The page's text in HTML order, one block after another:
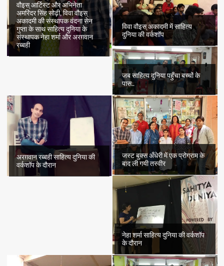
वौइस् आर्टिस्ट और अभिनेता
अमरिंदर सिंह सोढ़ी, विवा वौइस्
अकादमी की संस्थापक वंदना सेन
गुप्ता के साथ साहित्य दुनिया के
संस्थापक नेहा शर्मा और अरग़वान
रब्बही
विवा वौइस् अकादमी में साहित्य
दुनिया की वर्कशॉप
जब साहित्य दुनिया पहुँचा बच्चों के
पास..
अरग़वान रब्बही साहित्य दुनिया की
वर्कशॉप के दौरान
जस्ट बुक्स अँधेरी में एक प्रोग्राम के
बाद ली गयी तस्वीर
नेहा शर्मा साहित्य दुनिया की वर्कशॉप
के दौरान